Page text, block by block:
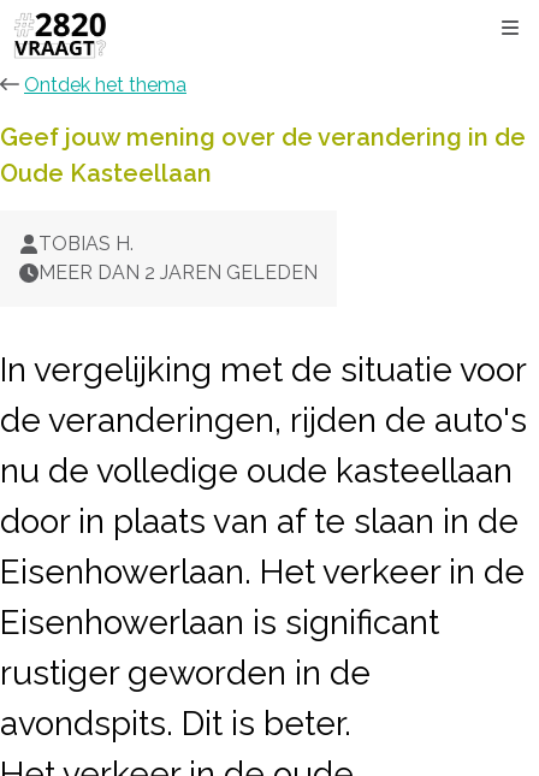
Ontdek het thema
Geef jouw mening over de verandering in de
Oude Kasteellaan
TOBIAS H.
MEER DAN 2 JAREN GELEDEN
In vergelijking met de situatie voor
de veranderingen, rijden de auto's
nu de volledige oude kasteellaan
door in plaats van af te slaan in de
Eisenhowerlaan. Het verkeer in de
Eisenhowerlaan is significant
rustiger geworden in de
avondspits. Dit is beter.